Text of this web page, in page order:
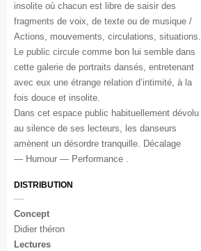
insolite où chacun est libre de saisir des
fragments de voix, de texte ou de musique /
Actions, mouvements, circulations, situations.
Le public circule comme bon lui semble dans
cette galerie de portraits dansés, entretenant
avec eux une étrange relation d’intimité, à la
fois douce et insolite.
Dans cet espace public habituellement dévolu
au silence de ses lecteurs, les danseurs
amènent un désordre tranquille. Décalage
— Humour — Performance .
DISTRIBUTION
Concept
Didier théron
Lectures